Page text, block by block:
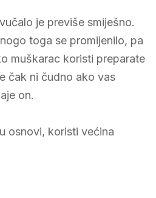
je previše smiješno.
toga se promijenilo, pa
muškarac koristi preparate
čak ni čudno ako vas
on.
osnovi, koristi većina